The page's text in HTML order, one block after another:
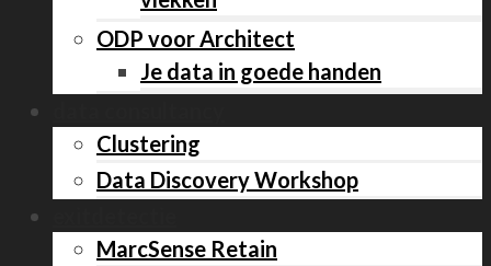
ODP voor Architect
Je data in goede handen
Clustering
Data Discovery Workshop
MarcSense Retain